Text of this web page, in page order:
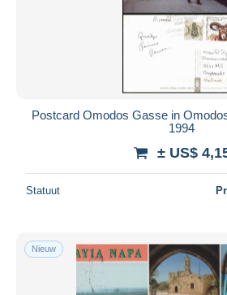
Toepassen
Postcard Omodos Gasse in
1994
± US$
Statuut
Nieuw